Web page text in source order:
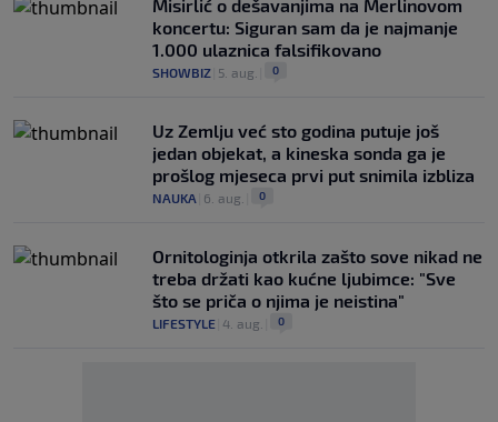
Misirlić o dešavanjima na Merlinovom
koncertu: Siguran sam da je najmanje
1.000 ulaznica falsifikovano
SHOWBIZ 5. aug. 0
Uz Zemlju već sto godina putuje još
jedan objekat, a kineska sonda ga je
prošlog mjeseca prvi put snimila izbliza
NAUKA 6. aug. 0
Ornitologinja otkrila zašto sove nikad ne
treba držati kao kućne ljubimce: "Sve
što se priča o njima je neistina"
LIFESTYLE 4. aug. 0